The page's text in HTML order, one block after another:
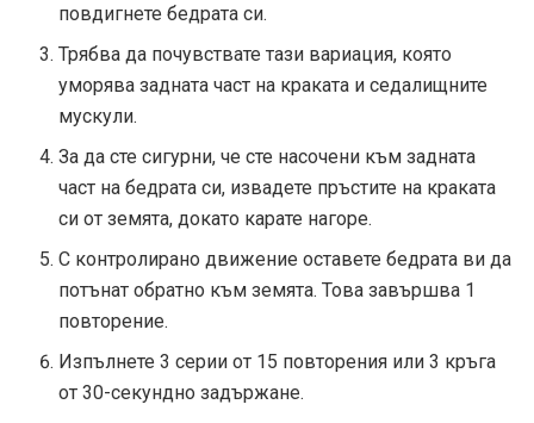
повдигнете бедрата си.
Трябва да почувствате тази вариация, която
уморява задната част на краката и седалищните
мускули.
За да сте сигурни, че сте насочени към задната
част на бедрата си, извадете пръстите на краката
си от земята, докато карате нагоре.
С контролирано движение оставете бедрата ви да
потънат обратно към земята. Това завършва 1
повторение.
Изпълнете 3 серии от 15 повторения или 3 кръга
от 30-секундно задържане.